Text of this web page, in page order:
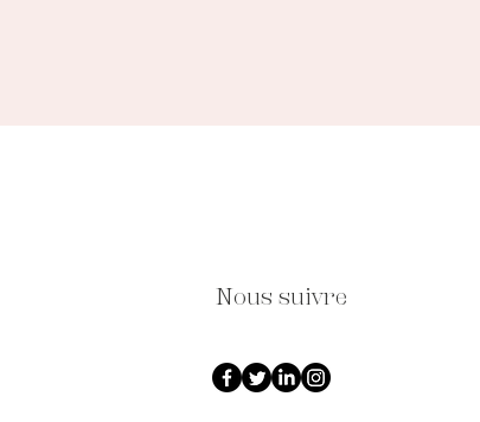
Nous suivre